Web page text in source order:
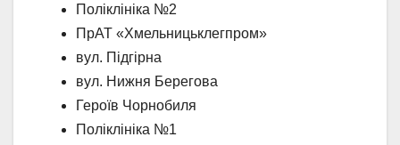
Поліклініка №2
ПрАТ «Хмельницьклегпром»
вул. Підгірна
вул. Нижня Берегова
Героїв Чорнобиля
Поліклініка №1